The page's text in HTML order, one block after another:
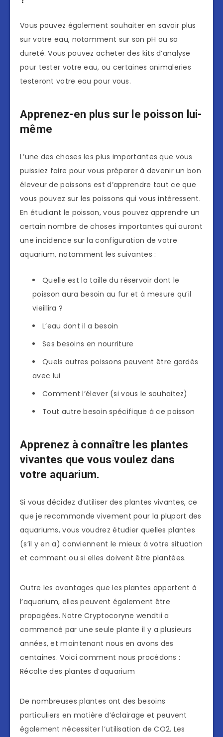
Vous pouvez également souhaiter en savoir plus
sur votre eau, notamment sur son pH ou sa
dureté. Vous pouvez acheter des kits d’analyse
pour tester votre eau, ou certaines animaleries
testeront votre eau pour vous.
Apprenez-en plus sur le poisson lui-
même
L’une des choses les plus importantes que vous
puissiez faire pour vous préparer à devenir un bon
éleveur de poissons est d’apprendre tout ce que
vous pouvez sur les poissons qui vous intéressent.
En étudiant le poisson, vous pouvez apprendre un
certain nombre de choses importantes qui auront
une incidence sur la configuration de votre
aquarium, notamment les suivantes :
Quelle est la taille du réservoir dont le
poisson aura besoin au fur et à mesure qu’il
vieillira ?
L’eau dont il a besoin
Ses besoins en nourriture
Quels autres poissons peuvent être gardés
avec lui
Comment l’élever (si vous le souhaitez)
Tout autre besoin spécifique à ce poisson
Apprenez à connaître les plantes
vivantes que vous voulez dans
votre aquarium.
Si vous décidez d’utiliser des plantes vivantes, ce
que je recommande vivement pour la plupart des
aquariums, vous voudrez étudier quelles plantes
(s’il y en a) conviennent le mieux à votre situation
et comment ou si elles doivent être plantées.
Outre les avantages que les plantes apportent à
l’aquarium, elles peuvent également être
propagées. Notre Cryptocoryne wendtii a
commencé par une seule plante il y a plusieurs
années, et maintenant nous en avons des
centaines. Voici comment nous procédons :
Récolte des plantes d’aquarium
De nombreuses plantes ont des besoins
particuliers en matière d’éclairage et peuvent
également nécessiter l’utilisation de CO2. Les